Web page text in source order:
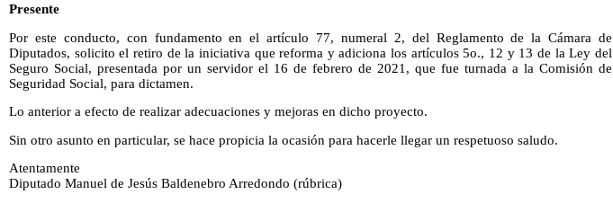
Presente
Por este conducto, con fundamento en el artículo 77, numeral 2, del Reglamento de la Cámara de
Diputados, solicito el retiro de la iniciativa que reforma y adiciona los artículos 5o., 12 y 13 de la Ley del
Seguro Social, presentada por un servidor el 16 de febrero de 2021, que fue turnada a la Comisión de
Seguridad Social, para dictamen.
Lo anterior a efecto de realizar adecuaciones y mejoras en dicho proyecto.
Sin otro asunto en particular, se hace propicia la ocasión para hacerle llegar un respetuoso saludo.
Atentamente
Diputado Manuel de Jesús Baldenebro Arredondo (rúbrica)